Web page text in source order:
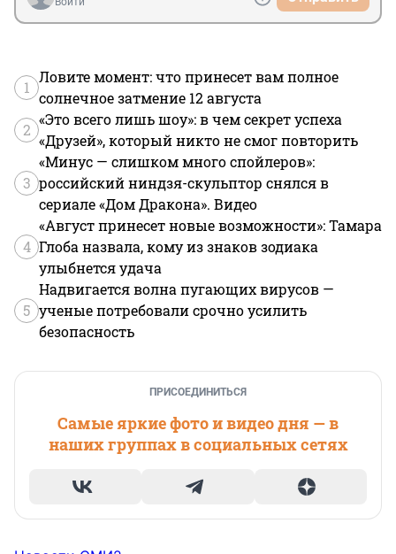
1
Ловите момент: что принесет вам полное
солнечное затмение 12 августа
2
«Это всего лишь шоу»: в чем секрет успеха
«Друзей», который никто не смог повторить
3
«Минус — слишком много спойлеров»:
российский ниндзя-скульптор снялся в
сериале «Дом Дракона». Видео
4
«Август принесет новые возможности»: Тамара
Глоба назвала, кому из знаков зодиака
улыбнется удача
5
Надвигается волна пугающих вирусов —
ученые потребовали срочно усилить
безопасность
ПРИСОЕДИНИТЬСЯ
Самые яркие фото и видео дня — в
наших группах в социальных сетях